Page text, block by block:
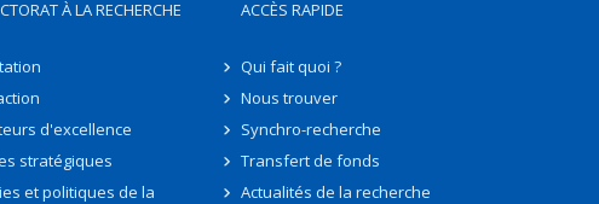
À LA RECHERCHE
d'excellence
stratégiques
et politiques de la
ACCÈS RAPIDE
Qui fait quoi ?
Nous trouver
Synchro-recherche
Transfert de fonds
Actualités de la recherche